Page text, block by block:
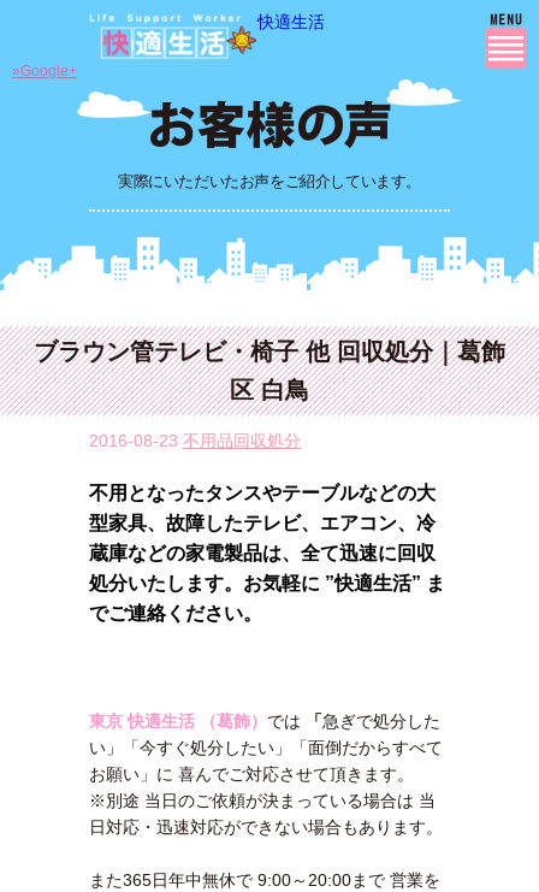
快適生活
実際にいただいたお声をご紹介しています。
»Google+
ブラウン管テレビ・椅子 他 回収処分｜葛飾
区 白鳥
2016-08-23 不用品回収処分
不用となったタンスやテーブルなどの大
型家具、故障したテレビ、エアコン、冷
蔵庫などの家電製品は、全て迅速に回収
処分いたします。お気軽に ”快適生活” ま
でご連絡ください。
東京 快適生活 （葛飾） では 「急ぎで処分した
い」「今すぐ処分したい」「面倒だからすべて
お願い」 に 喜んでご対応させて頂きます。
※別途 当日のご依頼が決まっている場合は 当
日対応・迅速対応ができない場合もあります。
また365日年中無休で 9:00～20:00まで 営業を